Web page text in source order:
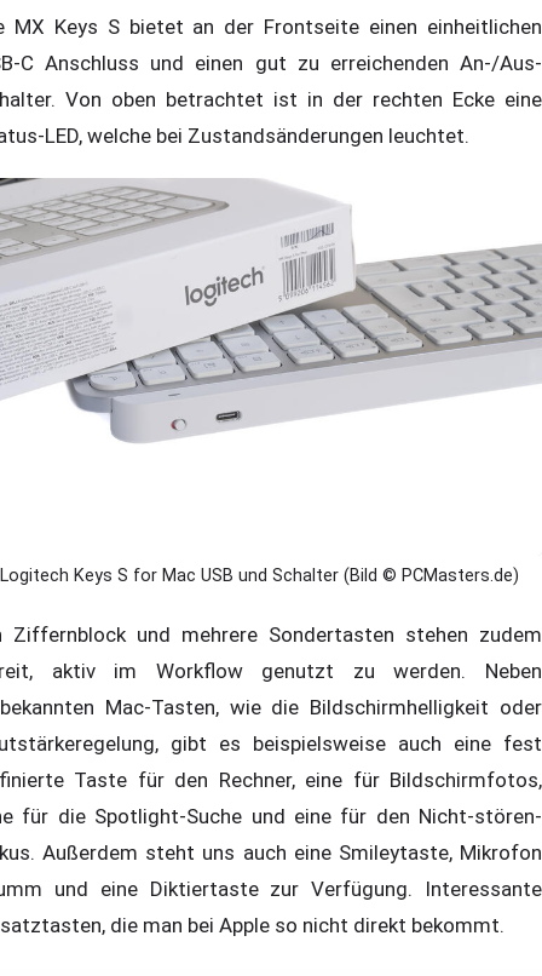
MX Keys S bietet an der Frontseite einen einheitlichen
C Anschluss und einen gut zu erreichenden An-/Aus-
Von oben betrachtet ist in der rechten Ecke eine
LED, welche bei Zustandsänderungen leuchtet.
Logitech Keys S for Mac USB und Schalter (Bild © PCMasters.de)
Ziffernblock und mehrere Sondertasten stehen zudem
aktiv im Workflow genutzt zu werden. Neben
Mac-Tasten, wie die Bildschirmhelligkeit oder
gibt es beispielsweise auch eine fest
Taste für den Rechner, eine für Bildschirmfotos,
für die Spotlight-Suche und eine für den Nicht-stören-
Außerdem steht uns auch eine Smileytaste, Mikrofon
und eine Diktiertaste zur Verfügung. Interessante
die man bei Apple so nicht direkt bekommt.